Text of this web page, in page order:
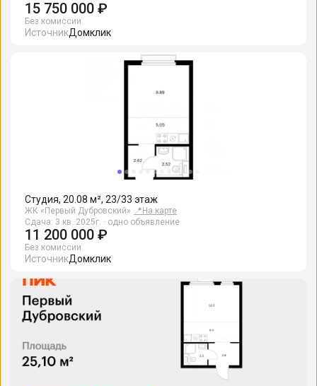
15 750 000 ₽
Без комиссии
ИсточникДомклик
Студия, 20.08 м², 23/33 этаж
ЖК «Первый Дубровский» 📍 На карте
Сдача: 3 кв. 2025г. · одно объявление
11 200 000 ₽
Без комиссии
ИсточникДомклик